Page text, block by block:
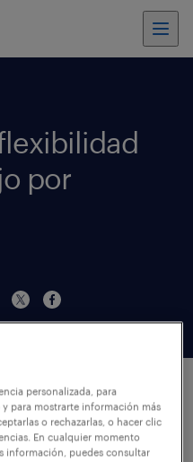
por
personalizada, para
para mostrarte información más
o rechazarlas, o hacer clic
En cualquier momento
información, puedes consultar